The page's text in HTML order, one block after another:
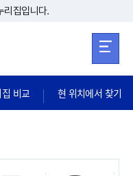
리집입니다.
비교 현 위치에서 찾기